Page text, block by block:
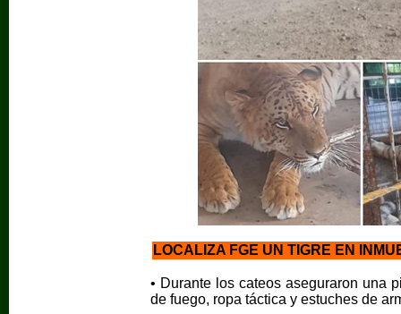
LOCALIZA FGE UN TIGRE EN
• Durante los cateos aseguraron una
de fuego, ropa táctica y estuches de